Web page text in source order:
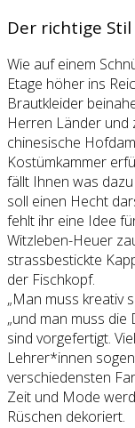
Der richtige Stil
Wie auf einem
Etage höher ins
Brautkleider
Herren Länder und
chinesische
Kostümkammer
fällt Ihnen was
soll einen Hecht
fehlt ihr eine Idee
Witzleben-Heuer
strassbestickte
der Fischkopf.
„Man muss kreativ
„und man muss
sind vorgefertigt.
Lehrer*innen
verschiedensten
Zeit und Mode
Rüschen dekoriert.